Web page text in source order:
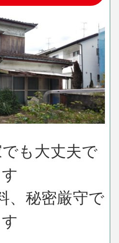
も大丈夫で
す
、秘密厳守で
す